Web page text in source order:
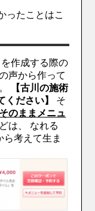
ったことはこ
を作成する際の
声から作って
【古川の施術
ださい】
そ
そのままメニュ
は、
なれる
ら考えて生ま